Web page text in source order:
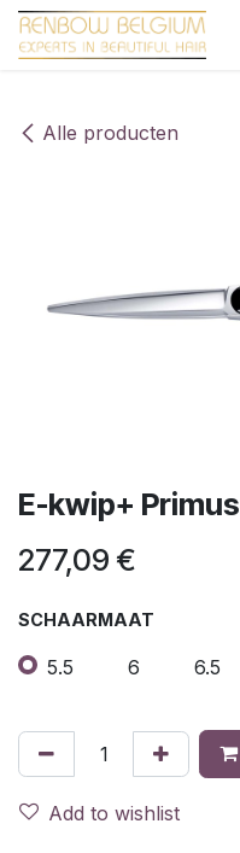
Overslaan naar inhoud
Alle producten
E-kwip+ Primus
277,09 €
SCHAARMAAT
5.5 6 6.5
Add to wishlist